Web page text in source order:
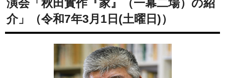
演会「秋田實作『家』（一幕二場）の紹
介」（令和7年3月1日(土曜日)）